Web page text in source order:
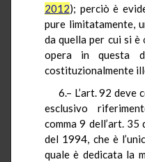
2012); perciò è
pure limitatamente,
da quella per cui si
opera in questa
costituzionalmente
6.– L’art. 92 deve
esclusivo
comma 9 dell’art.
del 1994, che è
quale è dedicata la